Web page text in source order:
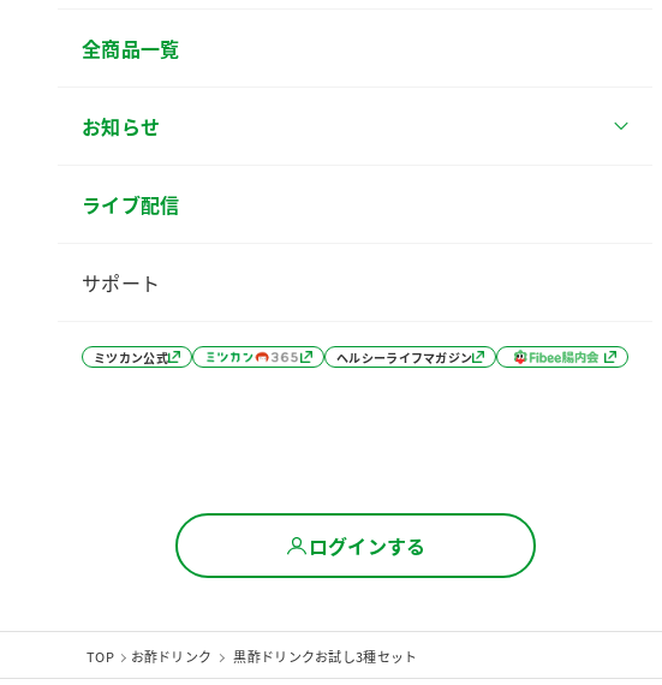
全商品一覧
お知らせ
ライブ配信
サポート
ミツカン公式 ヘルシーライフマガジン
ログインする
TOP お酢ドリンク 黒酢ドリンクお試し3種セット